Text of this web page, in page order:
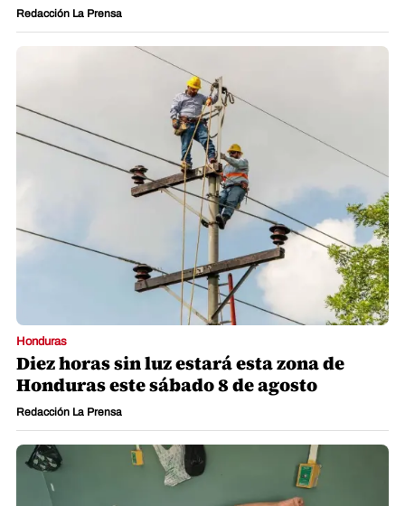
Redacción La Prensa
Honduras
Diez horas sin luz estará esta zona de
Honduras este sábado 8 de agosto
Redacción La Prensa